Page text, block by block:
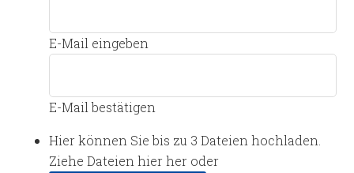
E-Mail eingeben
E-Mail bestätigen
Hier können Sie bis zu 3 Dateien hochladen.
Ziehe Dateien hier her oder